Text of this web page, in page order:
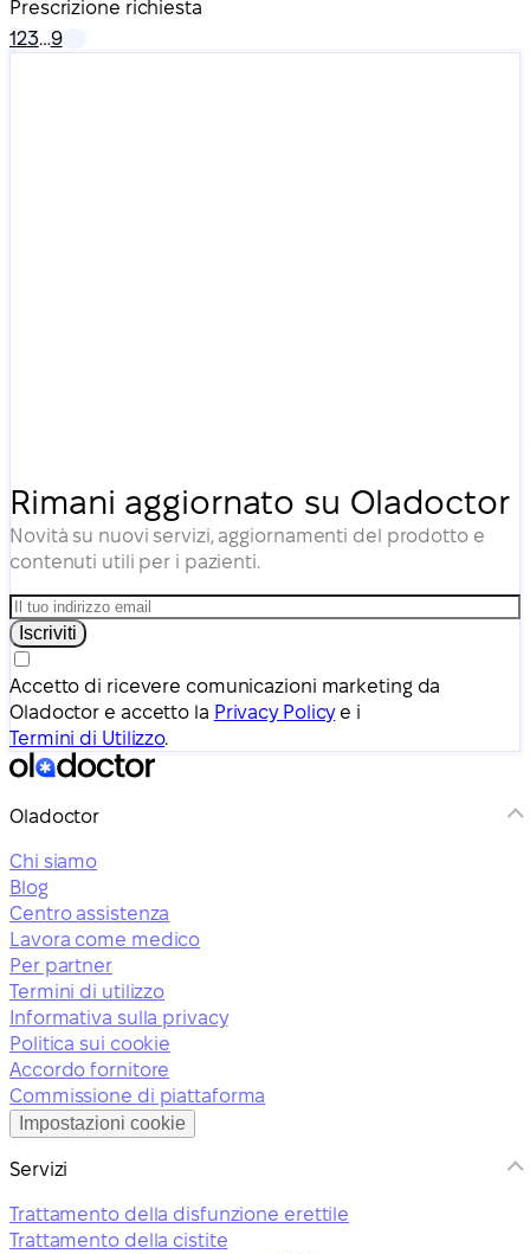
Prescrizione richiesta
123…9
Rimani aggiornato su Oladoctor
Novità su nuovi servizi, aggiornamenti del prodotto e
contenuti utili per i pazienti.
Iscriviti
Accetto di ricevere comunicazioni marketing da
Oladoctor e accetto la Privacy Policye i
Termini di Utilizzo.
Oladoctor
Chi siamo
Blog
Centro assistenza
Lavora come medico
Per partner
Termini di utilizzo
Informativa sulla privacy
Politica sui cookie
Accordo fornitore
Commissione di piattaforma
Impostazioni cookie
Servizi
Trattamento della disfunzione erettile
Trattamento della cistite